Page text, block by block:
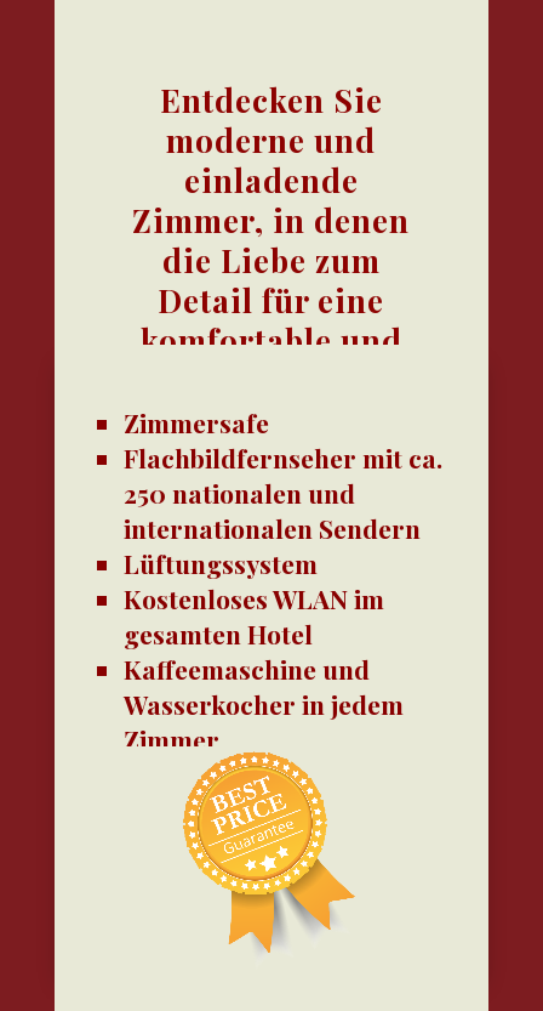
Entdecken Sie
moderne und
einladende
Zimmer, in denen
die Liebe zum
Detail für eine
komfortable und
Atmosphäre sorgt.
Ein Ort, der
exklusiv für Ihren
maximalen
Komfort geschaffen
wurde.
“Alle Zimmerpreise
beinhalten ein
fantastisches
Frühstücksbuffet”.
Zimmersafe
Flachbildfernseher mit ca.
250 nationalen und
internationalen Sendern
Lüftungssystem
Kostenloses WLAN im
gesamten Hotel
Kaffeemaschine und
Wasserkocher in jedem
Zimmer
Kaffee und Tee sind
kostenlos
Minibar in jedem Zimmer